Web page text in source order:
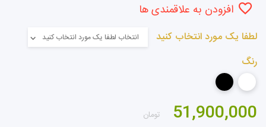
افزودن به علاقمندی ها
لطفا یک مورد انتخاب کنید انتخاب لطفا یک مورد انتخاب کنید
رنگ
51,900,000 تومان